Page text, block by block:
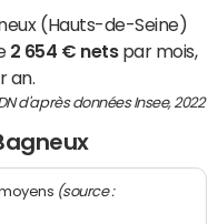
(Hauts-de-Seine)
2 654 € netspar mois,
an.
d'après données Insee, 2022
(source :